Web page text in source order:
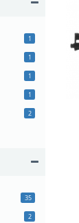
1
1
1
1
2
35
2